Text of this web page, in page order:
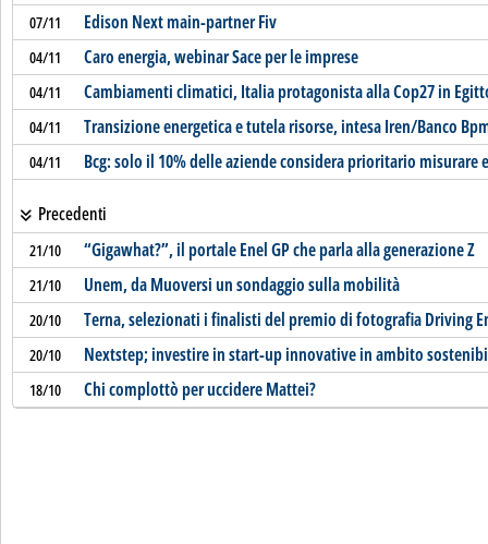
07/11 Edison Next main-partner Fiv
04/11 Caro energia, webinar Sace per le imprese
04/11 Cambiamenti climatici, Italia protagonista alla Cop27 in
04/11 Transizione energetica e tutela risorse, intesa Iren/Banco
04/11 Bcg: solo il 10% delle aziende considera prioritario misurare
Precedenti
21/10 “Gigawhat?”, il portale Enel GP che parla alla generazione Z
21/10 Unem, da Muoversi un sondaggio sulla mobilità
20/10 Terna, selezionati i finalisti del premio di fotografia Driving
20/10 Nextstep; investire in start-up innovative in ambito
18/10 Chi complottò per uccidere Mattei?